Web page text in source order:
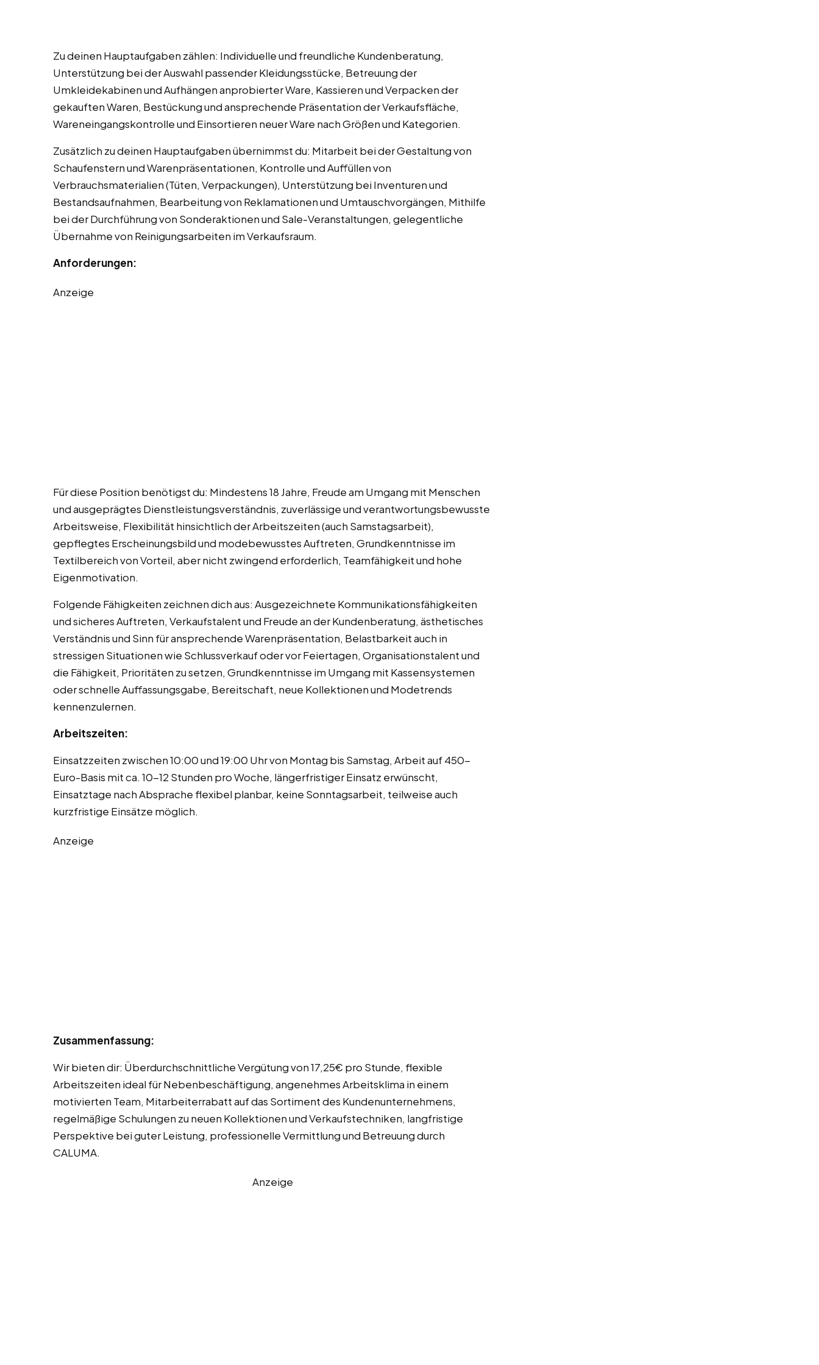
Zu deinen Hauptaufgaben zählen: Individuelle und freundliche Kundenberatung,
Unterstützung bei der Auswahl passender Kleidungsstücke, Betreuung der
Umkleidekabinen und Aufhängen anprobierter Ware, Kassieren und Verpacken der
gekauften Waren, Bestückung und ansprechende Präsentation der Verkaufsfläche,
Wareneingangskontrolle und Einsortieren neuer Ware nach Größen und Kategorien.
Zusätzlich zu deinen Hauptaufgaben übernimmst du: Mitarbeit bei der Gestaltung von
Schaufenstern und Warenpräsentationen, Kontrolle und Auffüllen von
Verbrauchsmaterialien (Tüten, Verpackungen), Unterstützung bei Inventuren und
Bestandsaufnahmen, Bearbeitung von Reklamationen und Umtauschvorgängen, Mithilfe
bei der Durchführung von Sonderaktionen und Sale-Veranstaltungen, gelegentliche
Übernahme von Reinigungsarbeiten im Verkaufsraum.
Anforderungen:
Anzeige
Für diese Position benötigst du: Mindestens 18 Jahre, Freude am Umgang mit Menschen
und ausgeprägtes Dienstleistungsverständnis, zuverlässige und verantwortungsbewusste
Arbeitsweise, Flexibilität hinsichtlich der Arbeitszeiten (auch Samstagsarbeit),
gepflegtes Erscheinungsbild und modebewusstes Auftreten, Grundkenntnisse im
Textilbereich von Vorteil, aber nicht zwingend erforderlich, Teamfähigkeit und hohe
Eigenmotivation.
Folgende Fähigkeiten zeichnen dich aus: Ausgezeichnete Kommunikationsfähigkeiten
und sicheres Auftreten, Verkaufstalent und Freude an der Kundenberatung, ästhetisches
Verständnis und Sinn für ansprechende Warenpräsentation, Belastbarkeit auch in
stressigen Situationen wie Schlussverkauf oder vor Feiertagen, Organisationstalent und
die Fähigkeit, Prioritäten zu setzen, Grundkenntnisse im Umgang mit Kassensystemen
oder schnelle Auffassungsgabe, Bereitschaft, neue Kollektionen und Modetrends
kennenzulernen.
Arbeitszeiten:
Einsatzzeiten zwischen 10:00 und 19:00 Uhr von Montag bis Samstag, Arbeit auf 450-
Euro-Basis mit ca. 10-12 Stunden pro Woche, längerfristiger Einsatz erwünscht,
Einsatztage nach Absprache flexibel planbar, keine Sonntagsarbeit, teilweise auch
kurzfristige Einsätze möglich.
Anzeige
Zusammenfassung:
Wir bieten dir: Überdurchschnittliche Vergütung von 17,25€ pro Stunde, flexible
Arbeitszeiten ideal für Nebenbeschäftigung, angenehmes Arbeitsklima in einem
motivierten Team, Mitarbeiterrabatt auf das Sortiment des Kundenunternehmens,
regelmäßige Schulungen zu neuen Kollektionen und Verkaufstechniken, langfristige
Perspektive bei guter Leistung, professionelle Vermittlung und Betreuung durch
CALUMA.
Anzeige